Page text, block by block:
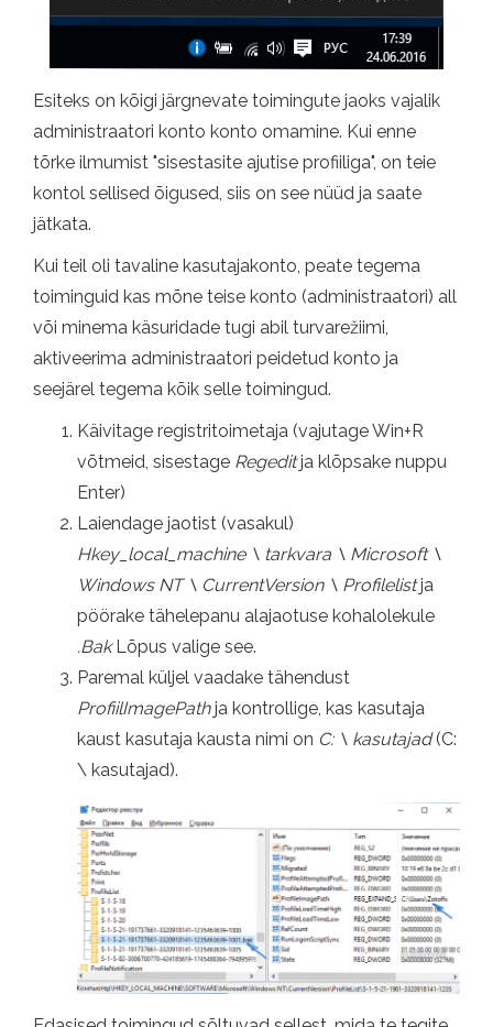
Esiteks on kõigi järgnevate toimingute jaoks vajalik
administraatori konto konto omamine. Kui enne
tõrke ilmumist "sisestasite ajutise profiiliga", on teie
kontol sellised õigused, siis on see nüüd ja saate
jätkata.
Kui teil oli tavaline kasutajakonto, peate tegema
toiminguid kas mõne teise konto (administraatori) all
või minema käsuridade tugi abil turvarežiimi,
aktiveerima administraatori peidetud konto ja
seejärel tegema kõik selle toimingud.
Käivitage registritoimetaja (vajutage Win+R
võtmeid, sisestage Regeditja klõpsake nuppu
Enter)
Laiendage jaotist (vasakul)
Hkey_local_machine \ tarkvara \ Microsoft \
Windows NT \ CurrentVersion \ Profilelistja
pöörake tähelepanu alajaotuse kohalolekule
.BakLõpus valige see.
Paremal küljel vaadake tähendust
ProfiilImagePathja kontrollige, kas kasutaja
kaust kasutaja kausta nimi on C: \ kasutajad(C:
\ kasutajad).